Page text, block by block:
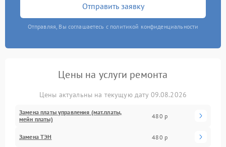
Отправить заявку
Отправляя, Вы соглашаетесь с политикой конфиденциальности
Цены на услуги ремонта
Цены актуальны на текущую дату 09.08.2026
Замена платы управления (мат.платы,
мейн платы)
480 р
Замена ТЭН 480 р